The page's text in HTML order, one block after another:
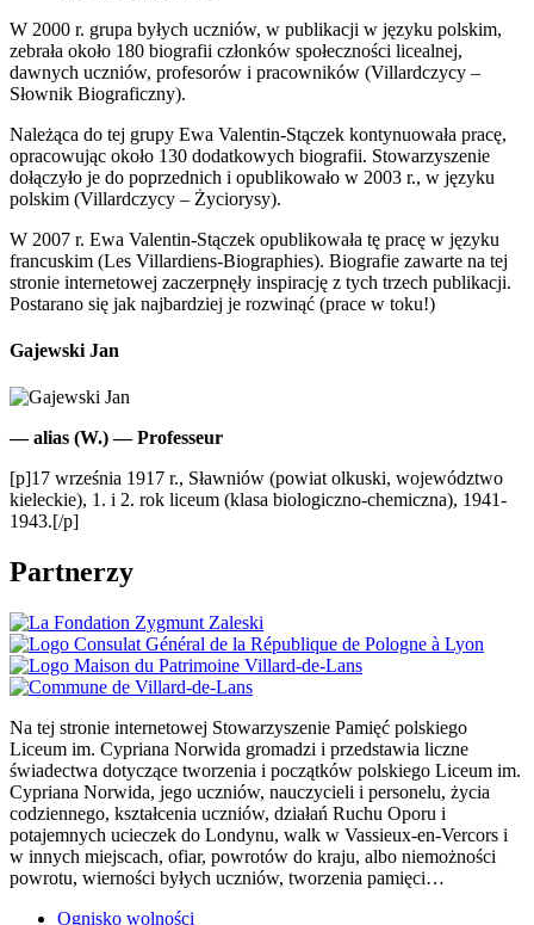
W 2000 r. grupa byłych uczniów, w publikacji w języku polskim,
zebrała około 180 biografii członków społeczności licealnej,
dawnych uczniów, profesorów i pracowników (Villardczycy –
Słownik Biograficzny).
Należąca do tej grupy Ewa Valentin-Stączek kontynuowała pracę,
opracowując około 130 dodatkowych biografii. Stowarzyszenie
dołączyło je do poprzednich i opublikowało w 2003 r., w języku
polskim (Villardczycy – Życiorysy).
W 2007 r. Ewa Valentin-Stączek opublikowała tę pracę w języku
francuskim (Les Villardiens-Biographies). Biografie zawarte na tej
stronie internetowej zaczerpnęły inspirację z tych trzech publikacji.
Postarano się jak najbardziej je rozwinąć (prace w toku!)
Gajewski Jan
— alias (W.) — Professeur
[p]17 września 1917 r., Sławniów (powiat olkuski, województwo
kieleckie), 1. i 2. rok liceum (klasa biologiczno-chemiczna), 1941-
1943.[/p]
Partnerzy
Na tej stronie internetowej Stowarzyszenie Pamięć polskiego
Liceum im. Cypriana Norwida gromadzi i przedstawia liczne
świadectwa dotyczące tworzenia i początków polskiego Liceum im.
Cypriana Norwida, jego uczniów, nauczycieli i personelu, życia
codziennego, kształcenia uczniów, działań Ruchu Oporu i
potajemnych ucieczek do Londynu, walk w Vassieux-en-Vercors i
w innych miejscach, ofiar, powrotów do kraju, albo niemożności
powrotu, wierności byłych uczniów, tworzenia pamięci…
Ognisko wolności